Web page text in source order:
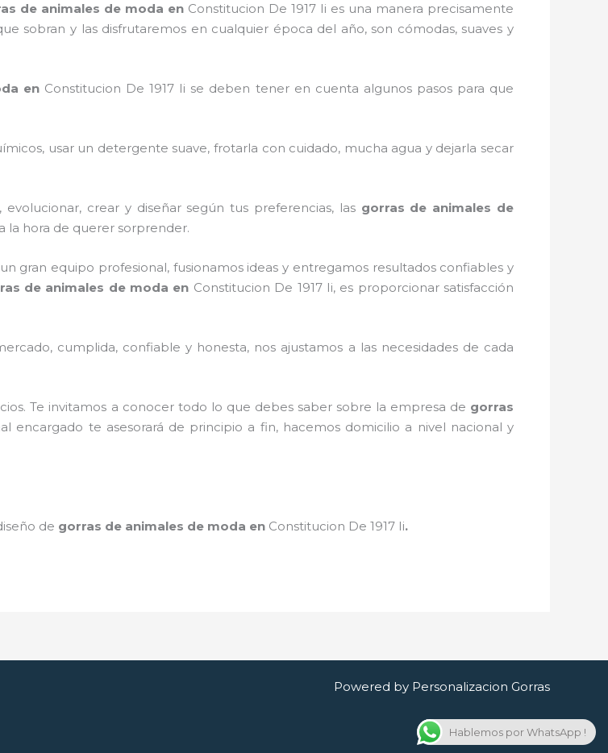
de animales de moda en Constitucion De 1917 Ii es una manera precisamente
sobran y las disfrutaremos en cualquier época del año, son cómodas, suaves y
en Constitucion De 1917 Ii se deben tener en cuenta algunos pasos para que
usar un detergente suave, frotarla con cuidado, mucha agua y dejarla secar
crear y diseñar según tus preferencias, las gorras de animales de
la hora de querer sorprender.
gran equipo profesional, fusionamos ideas y entregamos resultados confiables y
de animales de moda en Constitucion De 1917 Ii, es proporcionar satisfacción
cumplida, confiable y honesta, nos ajustamos a las necesidades de cada
Te invitamos a conocer todo lo que debes saber sobre la empresa de gorras
encargado te asesorará de principio a fin, hacemos domicilio a nivel nacional y
de gorras de animales de moda en Constitucion De 1917 Ii.
Powered by Personalizacion Gorras
Hablemos por WhatsApp !